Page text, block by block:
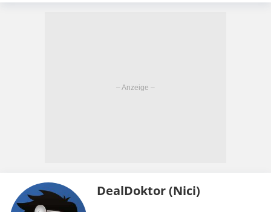
DealDoktor (Nici)